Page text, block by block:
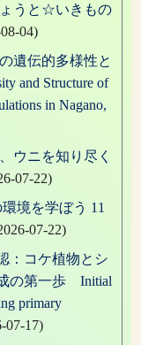
うと☆いきもの
04)
遺伝的多様性と
and Structure of
in Nagano,
ウニを知り尽く
07-22)
境を学ぼう 11
07-22)
：コケ植物とシ
の第一歩 Initial
primary
07-17)